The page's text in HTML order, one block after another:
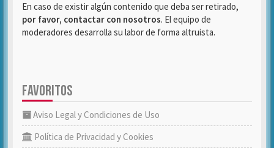
En caso de existir algún contenido que deba ser retirado,
por favor, contactar con nosotros. El equipo de
moderadores desarrolla su labor de forma altruista.
FAVORITOS
Aviso Legal y Condiciones de Uso
Política de Privacidad y Cookies